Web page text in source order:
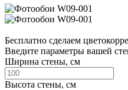
Бесплатно сделаем
Введите параметры вашей
Ширина стены, см
Высота стены, см